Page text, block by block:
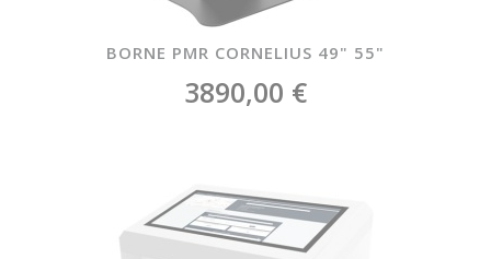
BORNE PMR CORNELIUS 49" 55"
3890,00 €